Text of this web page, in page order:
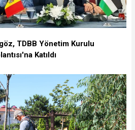
TDBB Yönetim Kurulu
Katıldı